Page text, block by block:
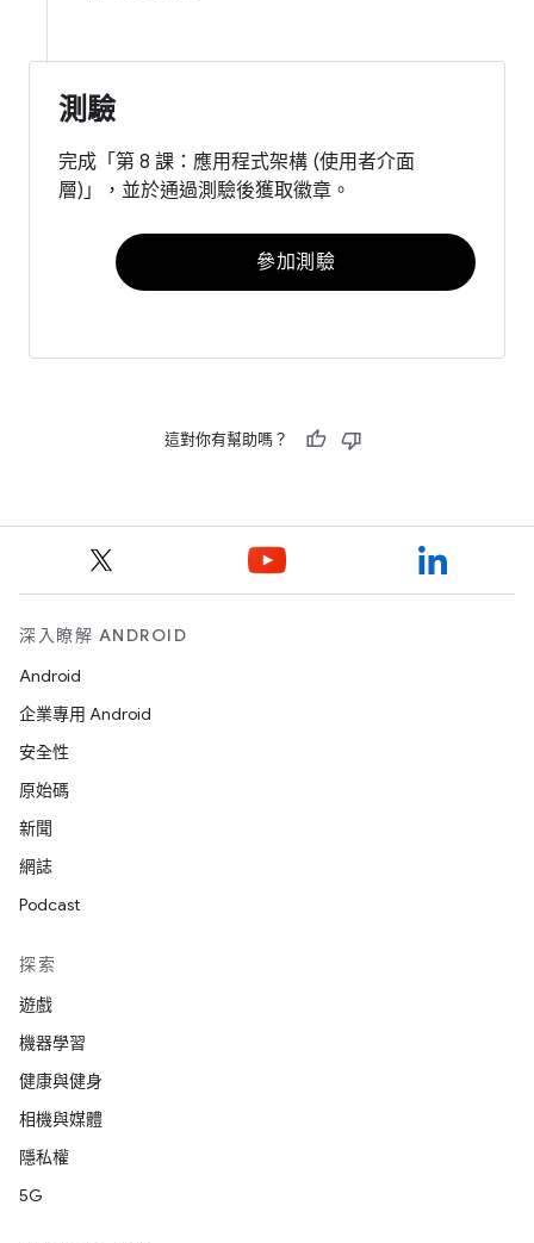
測驗
完成「第 8 課：應用程式架構 (使用者介面
層)」，並於通過測驗後獲取徽章。
參加測驗
這對你有幫助嗎？
深入瞭解 ANDROID
Android
企業專用 Android
安全性
原始碼
新聞
網誌
Podcast
探索
遊戲
機器學習
健康與健身
相機與媒體
隱私權
5G